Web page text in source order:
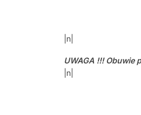
|n|
UWAGA !!! Obuwie
|n|